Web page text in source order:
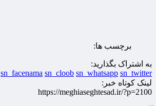
برچسب ها:
به اشتراک بگذارید:
sn_facenama sn_cloob sn_whatsapp sn_twitter
لینک کوتاه خبر:
https://meghiaseghtesad.ir/?p=2100